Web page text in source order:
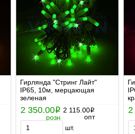
Гирлянда "Стринг Лайт"
IP65, 10м, мерцающая
зеленая
2 350.00i
розн
2 115.00i
опт
шт.